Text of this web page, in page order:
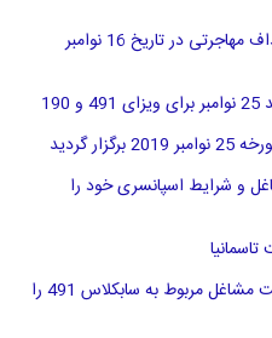
تعریف منطقه ای استرالیا برای اهداف مهاجرتی در تاریخ 16 نوامبر
و شرایط اسپانسری خود را
ایالت NT به مرکزیت داروین لیست مشاغل مربوط به سابکلاس 491 را